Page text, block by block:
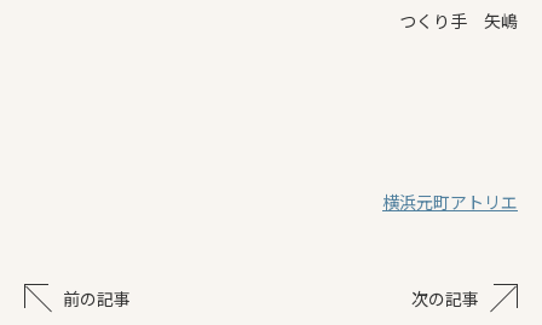
つくり手 矢嶋
横浜元町アトリエ
前の記事 次の記事